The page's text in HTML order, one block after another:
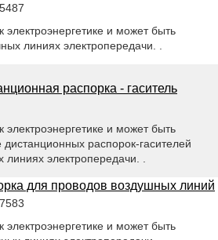
электроэнергетике и может быть
линиях электропередачи. .
распорка - гаситель
электроэнергетике и может быть
дистанционных распорок-гасителей
линиях электропередачи. .
для проводов воздушных линий
электроэнергетике и может быть